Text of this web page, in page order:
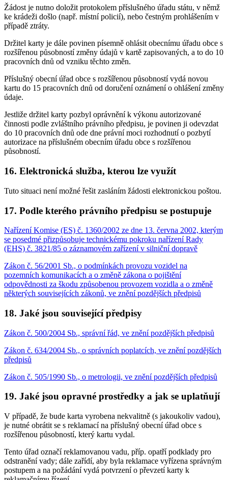
Žádost je nutno doložit protokolem příslušného úřadu státu, v němž
ke krádeži došlo (např. místní policií), nebo čestným prohlášením v
případě ztráty.
Držitel karty je dále povinen písemně ohlásit obecnímu úřadu obce s
rozšířenou působností změny údajů v kartě zapisovaných, a to do 10
pracovních dnů od vzniku těchto změn.
Příslušný obecní úřad obce s rozšířenou působností vydá novou
kartu do 15 pracovních dnů od doručení oznámení o ohlášení změny
údaje.
Jestliže držitel karty pozbyl oprávnění k výkonu autorizované
činnosti podle zvláštního právního předpisu, je povinen ji odevzdat
do 10 pracovních dnů ode dne právní moci rozhodnutí o pozbytí
autorizace na příslušném obecním úřadu obce s rozšířenou
působností.
16. Elektronická služba, kterou lze využít
Tuto situaci není možné řešit zasláním žádosti elektronickou poštou.
17. Podle kterého právního předpisu se postupuje
Nařízení Komise (ES) č. 1360/2002 ze dne 13. června 2002, kterým
se posedmé přizpůsobuje technickému pokroku nařízení Rady
(EHS) č. 3821/85 o záznamovém zařízení v silniční dopravě
Zákon č. 56/2001 Sb., o podmínkách provozu vozidel na
pozemních komunikacích a o změně zákona o pojištění
odpovědnosti za škodu způsobenou provozem vozidla a o změně
některých souvisejících zákonů, ve znění pozdějších předpisů
18. Jaké jsou související předpisy
Zákon č. 500/2004 Sb., správní řád, ve znění pozdějších předpisů
Zákon č. 634/2004 Sb., o správních poplatcích, ve znění pozdějších
předpisů
Zákon č. 505/1990 Sb., o metrologii, ve znění pozdějších předpisů
19. Jaké jsou opravné prostředky a jak se uplatňují
V případě, že bude karta vyrobena nekvalitně (s jakoukoliv vadou),
je nutné obrátit se s reklamací na příslušný obecní úřad obce s
rozšířenou působností, který kartu vydal.
Tento úřad označí reklamovanou vadu, příp. opatří podklady pro
odstranění vady; dále zařídí, aby byla reklamace vyřízena správným
postupem a na požádání vydá potvrzení o převzetí karty k